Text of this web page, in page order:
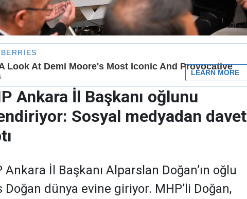
Ankara İl Başkanı oğlunu
Sosyal medyadan davet
Ankara İl Başkanı Alparslan Doğan’ın oğlu
Doğan dünya evine giriyor. MHP’li Doğan,